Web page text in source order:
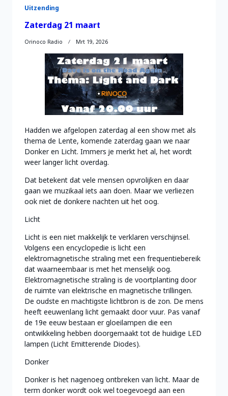
Uitzending
Zaterdag 21 maart
Orinoco Radio Mrt 19, 2026
Hadden we afgelopen zaterdag al een show met als
thema de Lente, komende zaterdag gaan we naar
Donker en Licht. Immers je merkt het al, het wordt
weer langer licht overdag.
Dat betekent dat vele mensen opvrolijken en daar
gaan we muzikaal iets aan doen. Maar we verliezen
ook niet de donkere nachten uit het oog.
Licht
Licht is een niet makkelijk te verklaren verschijnsel.
Volgens een encyclopedie is licht een
elektromagnetische straling met een frequentiebereik
dat waarneembaar is met het menselijk oog.
Elektromagnetische straling is de voortplanting door
de ruimte van elektrische en magnetische trillingen.
De oudste en machtigste lichtbron is de zon. De mens
heeft eeuwenlang licht gemaakt door vuur. Pas vanaf
de 19e eeuw bestaan er gloeilampen die een
ontwikkeling hebben doorgemaakt tot de huidige LED
lampen (Licht Emitterende Diodes).
Donker
Donker is het nagenoeg ontbreken van licht. Maar de
term donker wordt ook wel toegevoegd aan een